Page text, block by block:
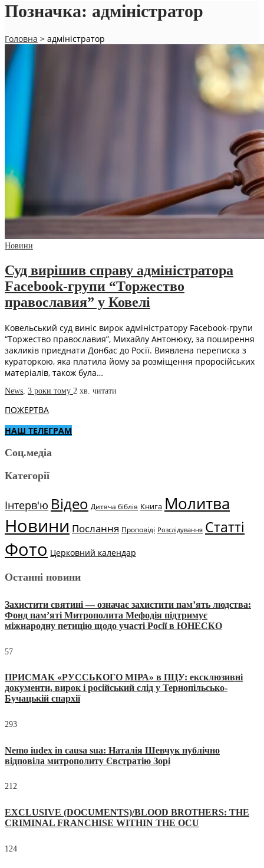
Позначка: адміністратор
Головна > адміністратор
Новини
Суд вирішив справу адміністратора
Facebook-групи “Торжество
православия” у Ковелі
Ковельський суд виніс вирок адміністратору Facebook-групи
“Торжество православия”, Михайлу Антонюку, за поширення
закликів приєднати Донбас до Росії. Виявлена переписка з
кураторкою, яка платила йому за розміщення проросійських
матеріалів, також була…
News, 3 роки тому 2 хв. читати
ПОЖЕРТВА
НАШ ТЕЛЕГРАМ
Соц.медіа
Категорії
Інтерв'ю Відео Дитяча біблія Книга Молитва
Новини Послання Проповіді Розслідування Статті
Фото Церковний календар
Останні новини
Захистити святині — означає захистити пам’ять людства:
Фонд пам’яті Митрополита Мефодія підтримує
міжнародну петицію щодо участі Росії в ЮНЕСКО
57
ПРИСМАК «РУССЬКОГО МІРА» в ПЦУ: ексклюзивні
документи, вирок і російський слід у Тернопільсько-
Бучацькій єпархії
293
Nemo iudex in causa sua: Наталія Шевчук публічно
відповіла митрополиту Євстратію Зорі
212
EXCLUSIVE (DOCUMENTS)/BLOOD BROTHERS: THE
CRIMINAL FRANCHISE WITHIN THE OCU
124